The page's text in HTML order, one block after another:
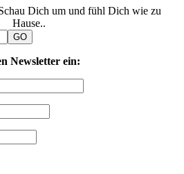
Dich um und fühl Dich wie zu
Hause..
Newsletter ein: